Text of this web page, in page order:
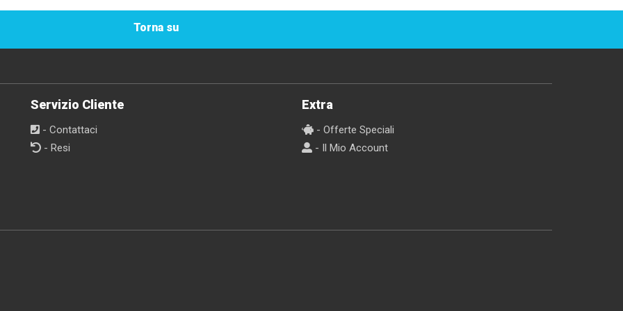
Torna su
Servizio Cliente
- Contattaci
- Resi
Extra
- Offerte Speciali
- Il Mio Account